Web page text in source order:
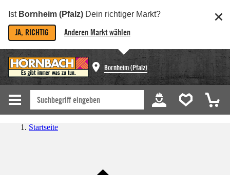
Ist Bornheim (Pfalz) Dein richtiger Markt?
JA, RICHTIG Anderen Markt wählen
Bornheim (Pfalz)
Startseite